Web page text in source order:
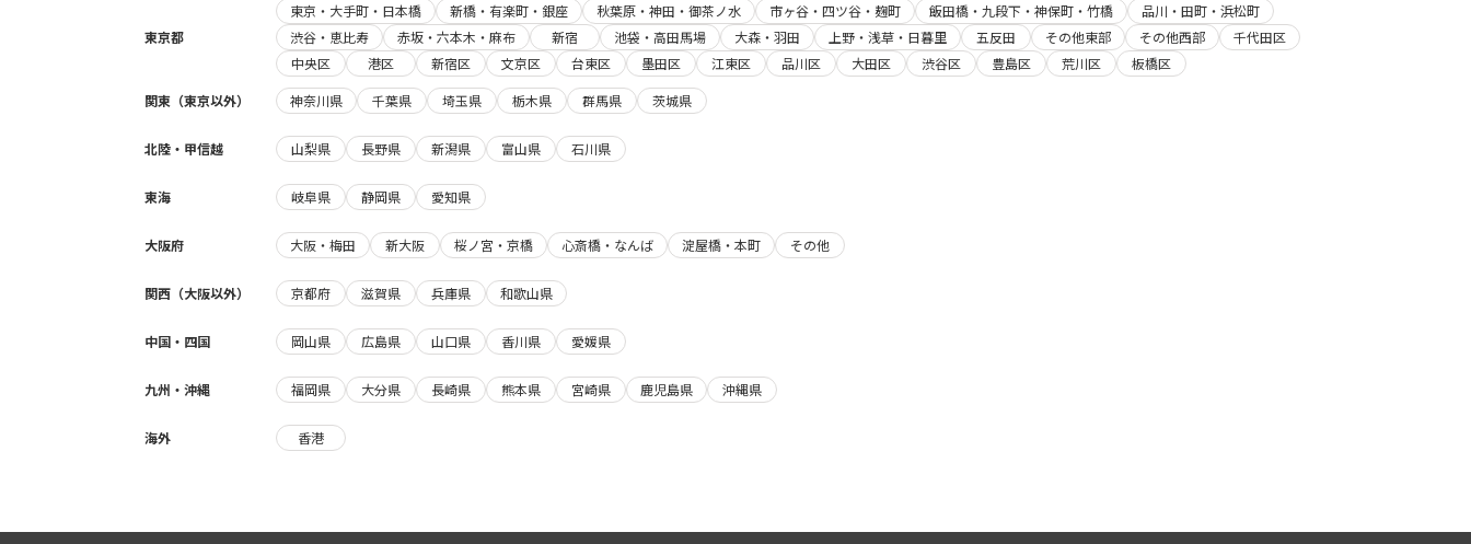
東京都
東京・大手町・日本橋 新橋・有楽町・銀座 秋葉原・神田・御茶ノ水 市ヶ谷・四ツ谷・麹町 飯田橋・九段下・神保町・竹橋
品川・田町・浜松町
渋谷・恵比寿
赤坂・六本木・麻布 新宿 池袋・高田馬場 大森・羽田 上野・浅草・日暮里 五反田 その他東部 その他西部
千代田区
中央区
港区 新宿区 文京区 台東区 墨田区 江東区 品川区 大田区 渋谷区 豊島区 荒川区
板橋区
関東（東京以外）
神奈川県 千葉県 埼玉県 栃木県 群馬県 茨城県
北陸・甲信越 山梨県 長野県 新潟県 富山県 石川県
東海 岐阜県 静岡県 愛知県
大阪府 大阪・梅田 新大阪 桜ノ宮・京橋 心斎橋・なんば 淀屋橋・本町 その他
関西（大阪以外） 京都府 滋賀県 兵庫県 和歌山県
中国・四国 岡山県 広島県 山口県 香川県 愛媛県
九州・沖縄 福岡県 大分県 長崎県 熊本県 宮崎県 鹿児島県 沖縄県
海外 香港